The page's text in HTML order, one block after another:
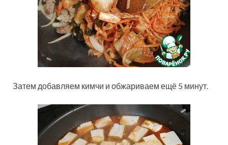
Затем добавляем кимчи и обжариваем ещё 5 минут.